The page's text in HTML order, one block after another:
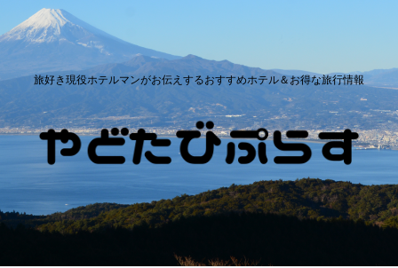
旅好き現役ホテルマンがお伝えするおすすめホテル＆お得な旅行情報